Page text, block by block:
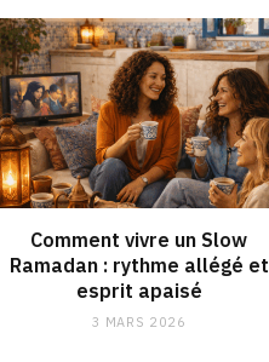
Comment vivre un Slow
Ramadan : rythme allégé et
esprit apaisé
3 MARS 2026